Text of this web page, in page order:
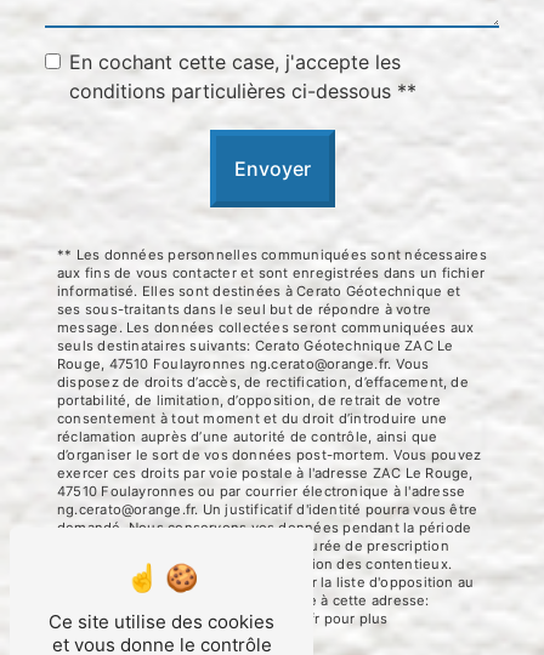
En cochant cette case, j'accepte les
conditions particulières ci-dessous **
Envoyer
** Les données personnelles communiquées sont nécessaires
aux fins de vous contacter et sont enregistrées dans un fichier
informatisé. Elles sont destinées à Cerato Géotechnique et
ses sous-traitants dans le seul but de répondre à votre
message. Les données collectées seront communiquées aux
seuls destinataires suivants: Cerato Géotechnique ZAC Le
Rouge, 47510 Foulayronnes ng.cerato@orange.fr. Vous
disposez de droits d’accès, de rectification, d’effacement, de
portabilité, de limitation, d’opposition, de retrait de votre
consentement à tout moment et du droit d’introduire une
réclamation auprès d’une autorité de contrôle, ainsi que
d’organiser le sort de vos données post-mortem. Vous pouvez
exercer ces droits par voie postale à l'adresse ZAC Le Rouge,
47510 Foulayronnes ou par courrier électronique à l'adresse
ng.cerato@orange.fr. Un justificatif d'identité pourra vous être
demandé. Nous conservons vos données pendant la période
de prise de contact puis pendant la durée de prescription
légale aux fins probatoires et de gestion des contentieux.
Vous avez le droit de vous inscrire sur la liste d'opposition au
démarchage téléphonique, disponible à cette adresse:
Bloctel.gouv.fr. Consultez le site cnil.fr pour plus
d’informations sur vos droits.
Ce site utilise des cookies
et vous donne le contrôle